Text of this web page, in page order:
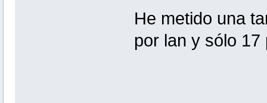
He metido una
por lan y sólo